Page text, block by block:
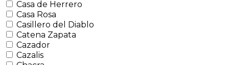
Casa de Herrero
Casa Rosa
Casillero del Diablo
Catena Zapata
Cazador
Cazalis